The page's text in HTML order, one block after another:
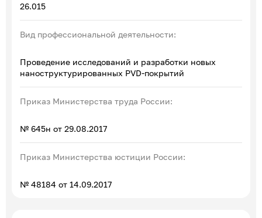
26.015
Вид профессиональной деятельности:
Проведение исследований и разработки новых
наноструктурированных PVD-покрытий
Приказ Министерства труда России:
№ 645н от 29.08.2017
Приказ Министерства юстиции России:
№ 48184 от 14.09.2017